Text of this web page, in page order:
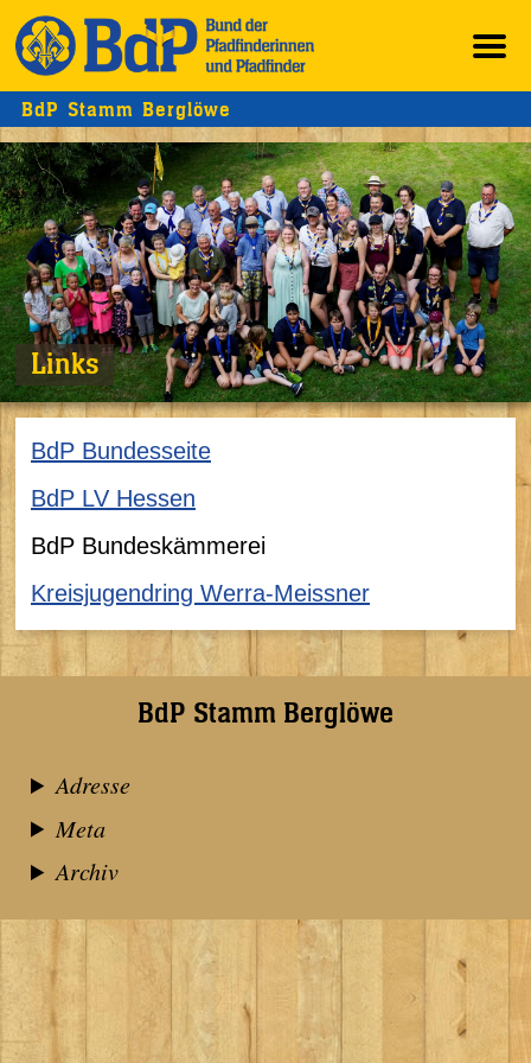
BdP Stamm Berglöwe
Links
BdP Bundesseite
BdP LV Hessen
BdP Bundeskämmerei
Kreisjugendring Werra-Meissner
BdP Stamm Berglöwe
Adresse
Meta
Archiv